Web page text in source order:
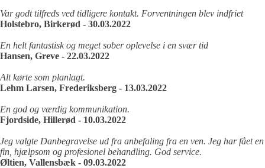
Var godt tilfreds ved tidligere kontakt. Forventningen blev indfriet
Holstebro, Birkerød - 30.03.2022
En helt fantastisk og meget sober oplevelse i en svær tid
Hansen, Greve - 22.03.2022
Alt kørte som planlagt.
Lehm Larsen, Frederiksberg - 13.03.2022
En god og værdig kommunikation.
Fjordside, Hillerød - 10.03.2022
Jeg valgte Danbegravelse ud fra anbefaling fra en ven. Jeg har fået en
fin, hjælpsom og profesionel behandling. God service.
Øltien, Vallensbæk - 09.03.2022